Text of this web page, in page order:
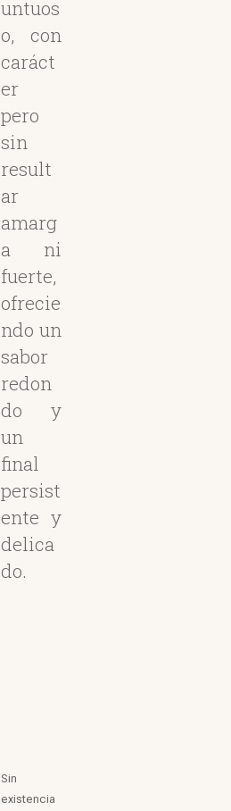
untuos
o, con
caráct
er
pero
sin
result
ar
amarg
a ni
fuerte,
ofrecie
ndo un
sabor
redon
do y
un
final
persist
ente y
delica
do.
Sin
existencia